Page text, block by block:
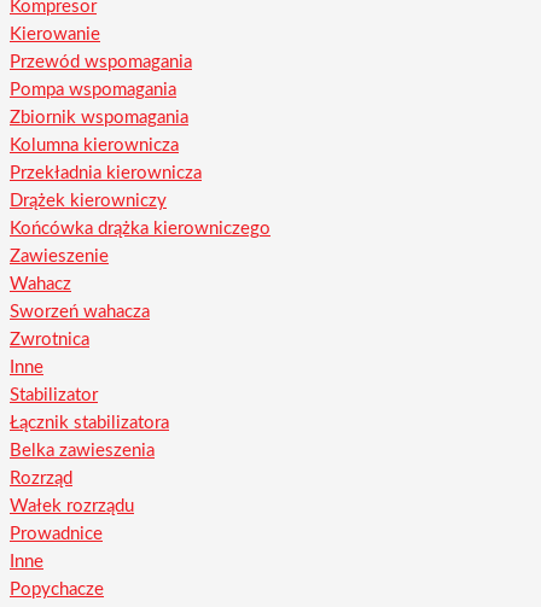
Kompresor
Kierowanie
Przewód wspomagania
Pompa wspomagania
Zbiornik wspomagania
Kolumna kierownicza
Przekładnia kierownicza
Drążek kierowniczy
Końcówka drążka kierowniczego
Zawieszenie
Wahacz
Sworzeń wahacza
Zwrotnica
Inne
Stabilizator
Łącznik stabilizatora
Belka zawieszenia
Rozrząd
Wałek rozrządu
Prowadnice
Inne
Popychacze